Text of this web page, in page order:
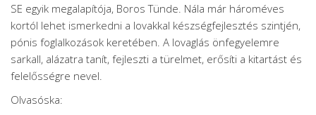
SE egyik megalapítója, Boros Tünde. Nála már hároméves
kortól lehet ismerkedni a lovakkal készségfejlesztés szintjén,
pónis foglalkozások keretében. A lovaglás önfegyelemre
sarkall, alázatra tanít, fejleszti a türelmet, erősíti a kitartást és
felelősségre nevel.
Olvasóska: